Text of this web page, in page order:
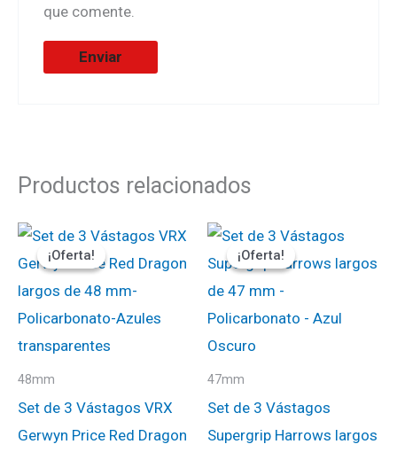
que comente.
Productos relacionados
¡Oferta!
¡Oferta!
48mm
Set de 3 Vástagos VRX
Gerwyn Price Red Dragon
El
precio
original
₡1900.
El
precio
actual
₡1710.
¡Oferta!
¡Oferta!
47mm
Set de 3 Vástagos
Supergrip Harrows largos
El
precio
original
₡2000.
El
precio
actual